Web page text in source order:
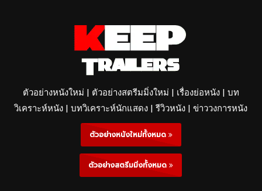
ตัวอย่างหนังใหม่ | ตัวอย่างสตรีมมิ่งใหม่ | เรื่องย่อหนัง | บท
วิเคราะห์หนัง | บทวิเคราะห์นักแสดง | รีวิวหนัง | ข่าววงการหนัง
ตัวอย่างหนังใหม่ทั้งหมด
ตัวอย่างสตรีมมิ่งทั้งหมด